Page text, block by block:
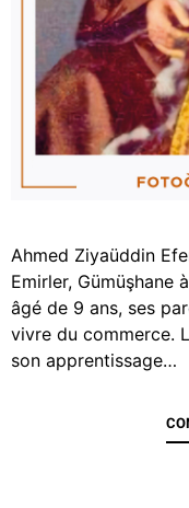
Ahmed Ziyaüddin
Emirler, Gümüşhane
âgé de 9 ans, ses
vivre du commerce.
son apprentissage…